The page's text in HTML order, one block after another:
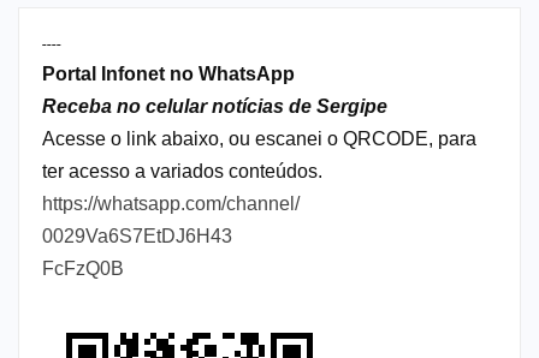
----
Portal Infonet no WhatsApp
Receba no celular notícias de Sergipe
Acesse o link abaixo, ou escanei o QRCODE, para
ter acesso a variados conteúdos.
https://whatsapp.com/channel/
0029Va6S7EtDJ6H43
FcFzQ0B